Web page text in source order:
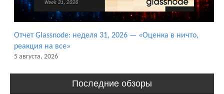
Отчет Glassnode: неделя 31, 2026 — «Оценка в ничто,
реакция на все»
5 августа, 2026
Последние обзоры